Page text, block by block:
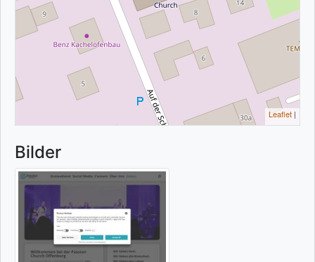
Leaflet |
Bilder